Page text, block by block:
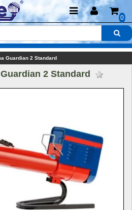
0
Guardian 2 Standard
2 Standard